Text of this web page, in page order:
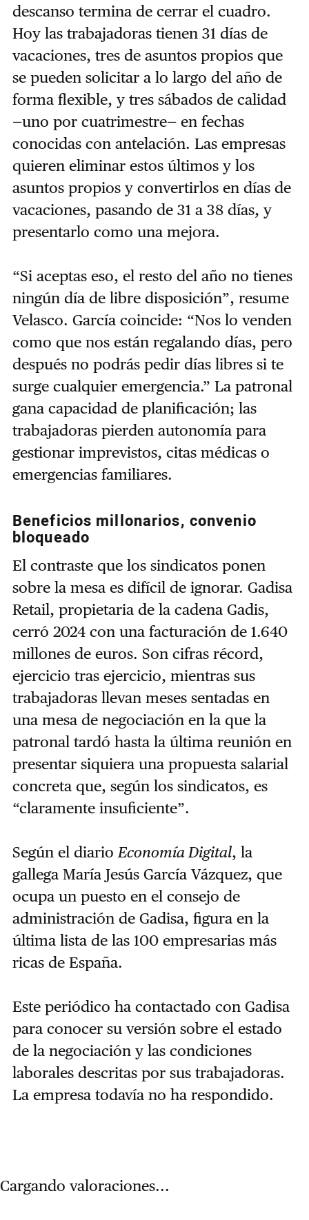
descanso termina de cerrar el cuadro.
Hoy las trabajadoras tienen 31 días de
vacaciones, tres de asuntos propios que
se pueden solicitar a lo largo del año de
forma flexible, y tres sábados de calidad
—uno por cuatrimestre— en fechas
conocidas con antelación. Las empresas
quieren eliminar estos últimos y los
asuntos propios y convertirlos en días de
vacaciones, pasando de 31 a 38 días, y
presentarlo como una mejora.
“Si aceptas eso, el resto del año no tienes
ningún día de libre disposición”, resume
Velasco. García coincide: “Nos lo venden
como que nos están regalando días, pero
después no podrás pedir días libres si te
surge cualquier emergencia.” La patronal
gana capacidad de planificación; las
trabajadoras pierden autonomía para
gestionar imprevistos, citas médicas o
emergencias familiares.
Beneficios millonarios, convenio
bloqueado
El contraste que los sindicatos ponen
sobre la mesa es difícil de ignorar. Gadisa
Retail, propietaria de la cadena Gadis,
cerró 2024 con una facturación de 1.640
millones de euros. Son cifras récord,
ejercicio tras ejercicio, mientras sus
trabajadoras llevan meses sentadas en
una mesa de negociación en la que la
patronal tardó hasta la última reunión en
presentar siquiera una propuesta salarial
concreta que, según los sindicatos, es
“claramente insuficiente”.
Según el diario Economía Digital, la
gallega María Jesús García Vázquez, que
ocupa un puesto en el consejo de
administración de Gadisa, figura en la
última lista de las 100 empresarias más
ricas de España.
Este periódico ha contactado con Gadisa
para conocer su versión sobre el estado
de la negociación y las condiciones
laborales descritas por sus trabajadoras.
La empresa todavía no ha respondido.
Cargando valoraciones...